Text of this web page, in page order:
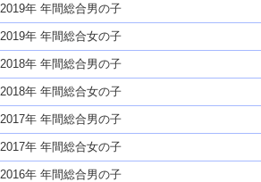
2019年 年間総合男の子
2019年 年間総合女の子
2018年 年間総合男の子
2018年 年間総合女の子
2017年 年間総合男の子
2017年 年間総合女の子
2016年 年間総合男の子